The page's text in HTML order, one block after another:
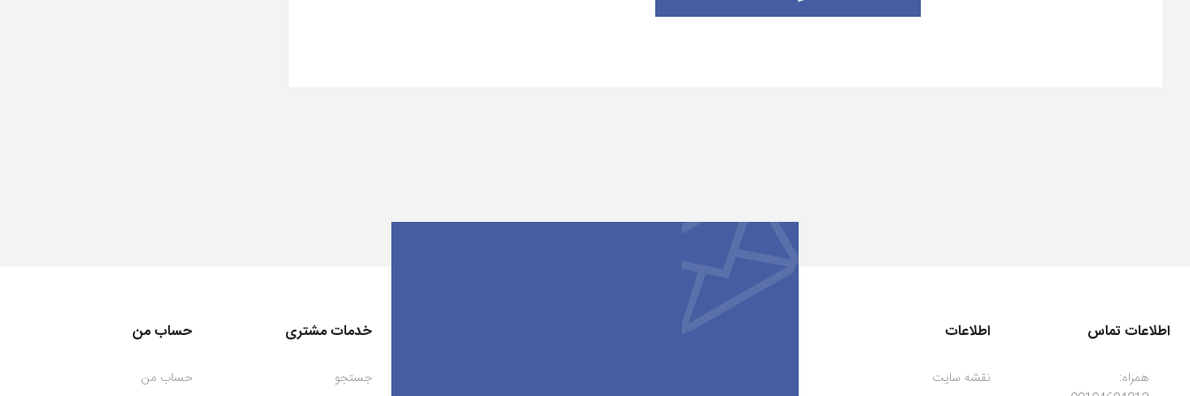
اطلاعات تماس
همراه:
اطلاعات
نقشه سایت
خدمات مشتری
جستجو
حساب من
حساب من